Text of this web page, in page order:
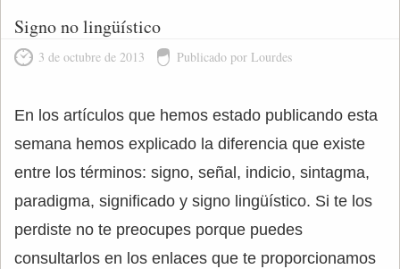
Signo no lingüístico
3 de octubre de 2013 Publicado por Lourdes
En los artículos que hemos estado publicando esta
semana hemos explicado la diferencia que existe
entre los términos: signo, señal, indicio, sintagma,
paradigma, significado y signo lingüístico. Si te los
perdiste no te preocupes porque puedes
consultarlos en los enlaces que te proporcionamos